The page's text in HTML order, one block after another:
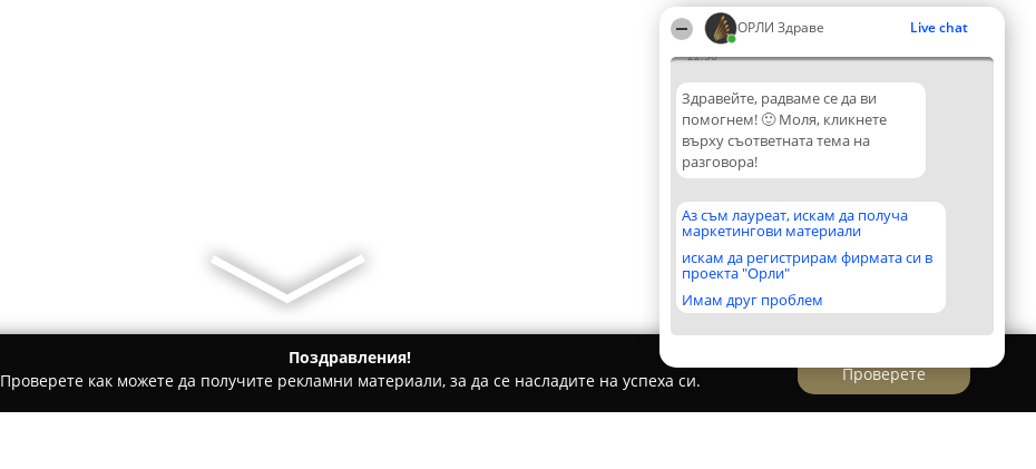
ОРЛИ Здраве Live chat
22:56
Здравейте, радваме се да ви
помогнем! 🙂 Моля, кликнете
върху съответната тема на
разговора!
Аз съм лауреат, искам да получа
маркетингови материали
искам да регистрирам фирмата си в
проекта "Орли"
Имам друг проблем
Поздравления!
Проверете как можете да получите рекламни материали, за да се насладите на успеха си.
Проверете